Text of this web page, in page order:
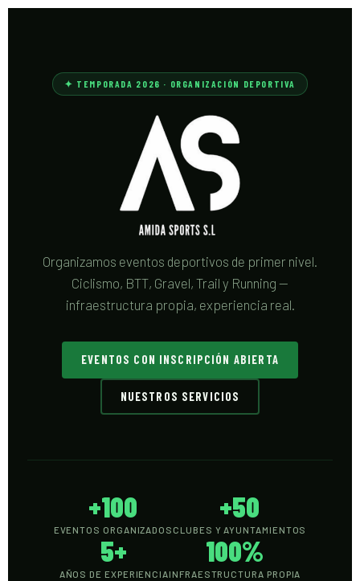
✦ TEMPORADA 2026 · ORGANIZACIÓN DEPORTIVA
Organizamos eventos deportivos de primer nivel.
Ciclismo, BTT, Gravel, Trail y Running —
infraestructura propia, experiencia real.
EVENTOS CON INSCRIPCIÓN ABIERTA
NUESTROS SERVICIOS
+100
EVENTOS ORGANIZADOS
+50
CLUBES Y AYUNTAMIENTOS
5+
AÑOS DE EXPERIENCIA
100%
INFRAESTRUCTURA PROPIA